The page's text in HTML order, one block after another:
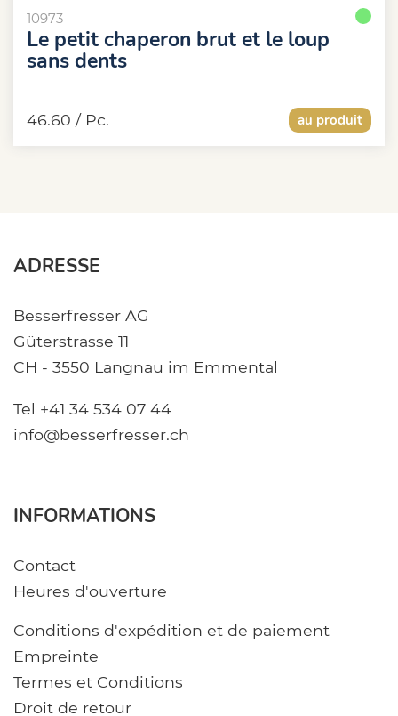
10973
Le petit chaperon brut et le loup
sans dents
au produit
46.60 / Pc.
ADRESSE
Besserfresser AG
Güterstrasse 11
CH - 3550 Langnau im Emmental
Tel +41 34 534 07 44
info@besserfresser.ch
INFORMATIONS
Contact
Heures d'ouverture
Conditions d'expédition et de paiement
Empreinte
Termes et Conditions
Droit de retour